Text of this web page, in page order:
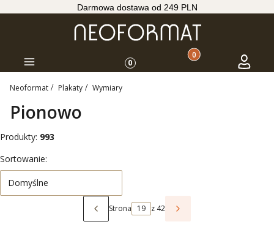
Darmowa dostawa od 249 PLN
Menu 0 Produkty w koszyku:
Koszyk Zaloguj
Neoformat Plakaty Wymiary
Pionowo
Produkty: 993
Lista produktów
Sortowanie:
Domyślne
Poprzednie produkty
Strona z 42 Następne produkty